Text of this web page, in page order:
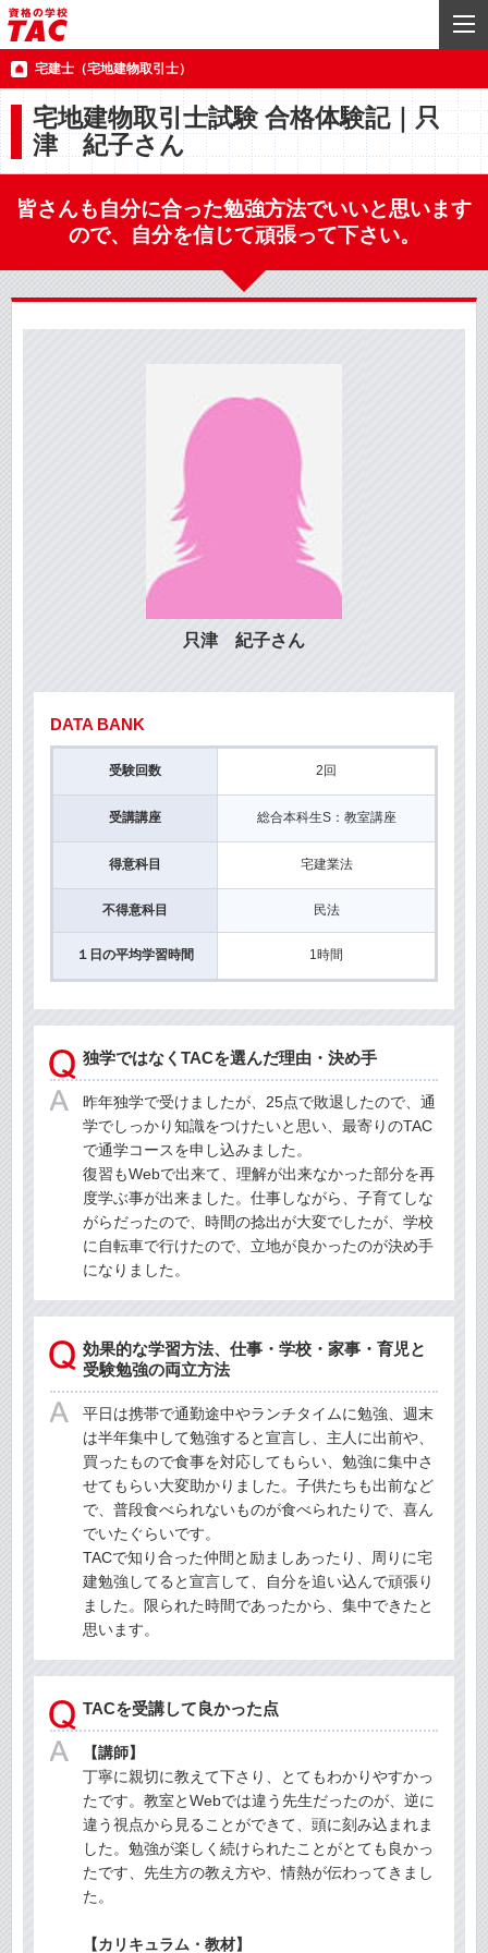
宅建士（宅地建物取引士）
宅地建物取引士試験 合格体験記｜只
津 紀子さん
皆さんも自分に合った勉強方法でいいと思います
ので、自分を信じて頑張って下さい。
只津 紀子さん
DATA BANK
受験回数 2回
受講講座 総合本科生S：教室講座
得意科目 宅建業法
不得意科目 民法
１日の平均学習時間 1時間
独学ではなくTACを選んだ理由・決め手
昨年独学で受けましたが、25点で敗退したので、通
学でしっかり知識をつけたいと思い、最寄りのTAC
で通学コースを申し込みました。
復習もWebで出来て、理解が出来なかった部分を再
度学ぶ事が出来ました。仕事しながら、子育てしな
がらだったので、時間の捻出が大変でしたが、学校
に自転車で行けたので、立地が良かったのが決め手
になりました。
効果的な学習方法、仕事・学校・家事・育児と
受験勉強の両立方法
平日は携帯で通勤途中やランチタイムに勉強、週末
は半年集中して勉強すると宣言し、主人に出前や、
買ったもので食事を対応してもらい、勉強に集中さ
せてもらい大変助かりました。子供たちも出前など
で、普段食べられないものが食べられたりで、喜ん
でいたぐらいです。
TACで知り合った仲間と励ましあったり、周りに宅
建勉強してると宣言して、自分を追い込んで頑張り
ました。限られた時間であったから、集中できたと
思います。
TACを受講して良かった点
【講師】
丁寧に親切に教えて下さり、とてもわかりやすかっ
たです。教室とWebでは違う先生だったのが、逆に
違う視点から見ることができて、頭に刻み込まれま
した。勉強が楽しく続けられたことがとても良かっ
たです、先生方の教え方や、情熱が伝わってきまし
た。
【カリキュラム・教材】